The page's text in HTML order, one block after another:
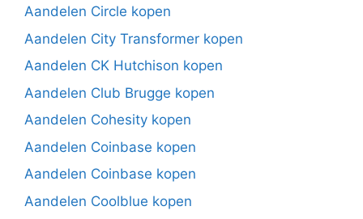
Aandelen Circle kopen
Aandelen City Transformer kopen
Aandelen CK Hutchison kopen
Aandelen Club Brugge kopen
Aandelen Cohesity kopen
Aandelen Coinbase kopen
Aandelen Coinbase kopen
Aandelen Coolblue kopen